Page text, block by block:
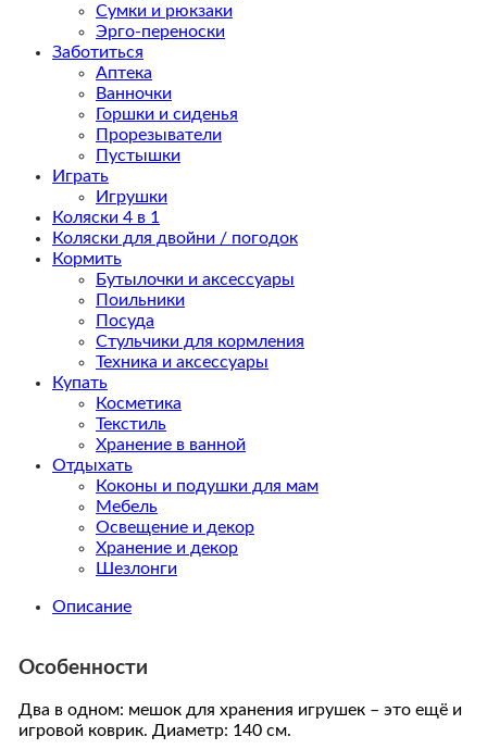
Сумки и рюкзаки
Эрго-переноски
Заботиться
Аптека
Ванночки
Горшки и сиденья
Прорезыватели
Пустышки
Играть
Игрушки
Коляски 4 в 1
Коляски для двойни / погодок
Кормить
Бутылочки и аксессуары
Поильники
Посуда
Стульчики для кормления
Техника и аксессуары
Купать
Косметика
Текстиль
Хранение в ванной
Отдыхать
Коконы и подушки для мам
Мебель
Освещение и декор
Хранение и декор
Шезлонги
Описание
Особенности
Два в одном: мешок для хранения игрушек – это ещё и
игровой коврик. Диаметр: 140 см.